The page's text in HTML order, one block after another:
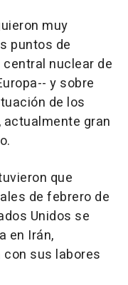
muy
puntos de
nuclear de
y sobre
de los
gran
que
de febrero de
Unidos se
en Irán,
sus labores